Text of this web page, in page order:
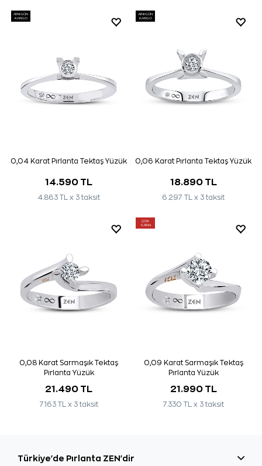
AYNI GÜN
KARGO
0,04 Karat Pırlanta Tektaş Yüzük
14.590 TL
4.863 TL x 3 taksit
AYNI GÜN
KARGO
0,06 Karat Pırlanta Tektaş Yüzük
18.890 TL
6.297 TL x 3 taksit
0,08 Karat Sarmaşık Tektaş
Pırlanta Yüzük
21.490 TL
7.163 TL x 3 taksit
ÇOK
SATAN
0,09 Karat Sarmaşık Tektaş
Pırlanta Yüzük
21.990 TL
7.330 TL x 3 taksit
Türkiye'de Pırlanta ZEN'dir